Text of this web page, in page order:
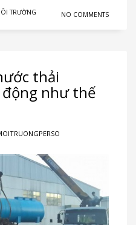
TRƯỜNG NO COMMENTS
thải
động như thế